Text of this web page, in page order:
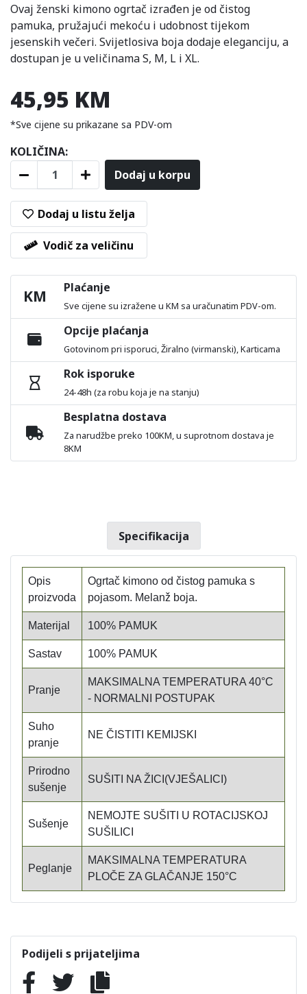
Ovaj ženski kimono ogrtač izrađen je od čistog
pamuka, pružajući mekoću i udobnost tijekom
jesenskih večeri. Svijetlosiva boja dodaje eleganciju, a
dostupan je u veličinama S, M, L i XL.
45,95 KM
*Sve cijene su prikazane sa PDV-om
KOLIČINA:
Dodaj u korpu
Dodaj u listu želja
Vodič za veličinu
KM Plaćanje
Sve cijene su izražene u KM sa uračunatim PDV-om.
Opcije plaćanja
Gotovinom pri isporuci, Žiralno (virmanski), Karticama
Rok isporuke
24-48h (za robu koja je na stanju)
Besplatna dostava
Za narudžbe preko 100KM, u suprotnom dostava je
8KM
Specifikacija
Opis
proizvoda
Ogrtač kimono od čistog pamuka s
pojasom. Melanž boja.
Materijal 100% PAMUK
Sastav 100% PAMUK
Pranje
MAKSIMALNA TEMPERATURA 40°C
- NORMALNI POSTUPAK
Suho
pranje
NE ČISTITI KEMIJSKI
Prirodno
sušenje
SUŠITI NA ŽICI(VJEŠALICI)
Sušenje
NEMOJTE SUŠITI U ROTACIJSKOJ
SUŠILICI
Peglanje
MAKSIMALNA TEMPERATURA
PLOČE ZA GLAČANJE 150°C
Podijeli s prijateljima